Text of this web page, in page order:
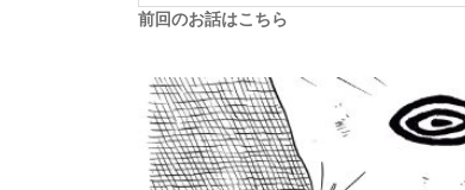
前回のお話はこちら